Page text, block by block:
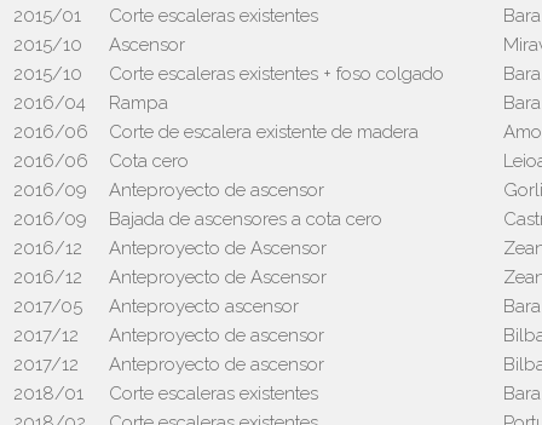
2015/01
Corte escaleras existentes
2015/10
Ascensor
2015/10
Corte escaleras existentes + foso colgado
2016/04
Rampa
2016/06
Corte de escalera existente de madera
2016/06
Cota cero
2016/09
Anteproyecto de ascensor
2016/09
Bajada de ascensores a cota cero
2016/12
Anteproyecto de Ascensor
2016/12
Anteproyecto de Ascensor
2017/05
Anteproyecto ascensor
2017/12
Anteproyecto de ascensor
2017/12
Anteproyecto de ascensor
2018/01
Corte escaleras existentes